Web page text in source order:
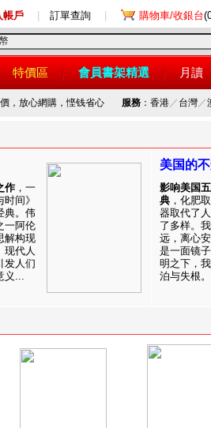
帳戶 訂單查詢 購物車/收銀台
特價區 會員書架精選 月讀
，放心網購，悭钱省心 服務：香港／ 台灣／
作 ，一
间》
典。伟
一阿伦
解构现
现代人
发人们
义...
美国的
影响美国
典 ，化肥
器取代了
了多样。
远，离心
是一面镜
明之下，
泊与失根